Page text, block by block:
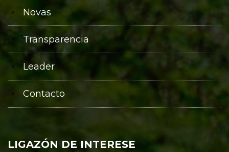
Novas
Transparencia
Leader
Contacto
LIGAZÓN DE INTERESE